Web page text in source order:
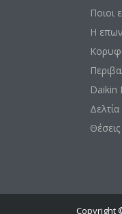
Ποιοι
Η
Daikin
Copyright